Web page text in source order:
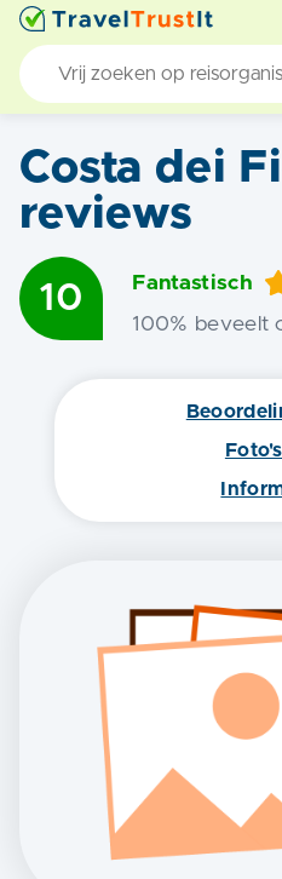
Costa dei
reviews
10 Fantastisch
100% beveelt